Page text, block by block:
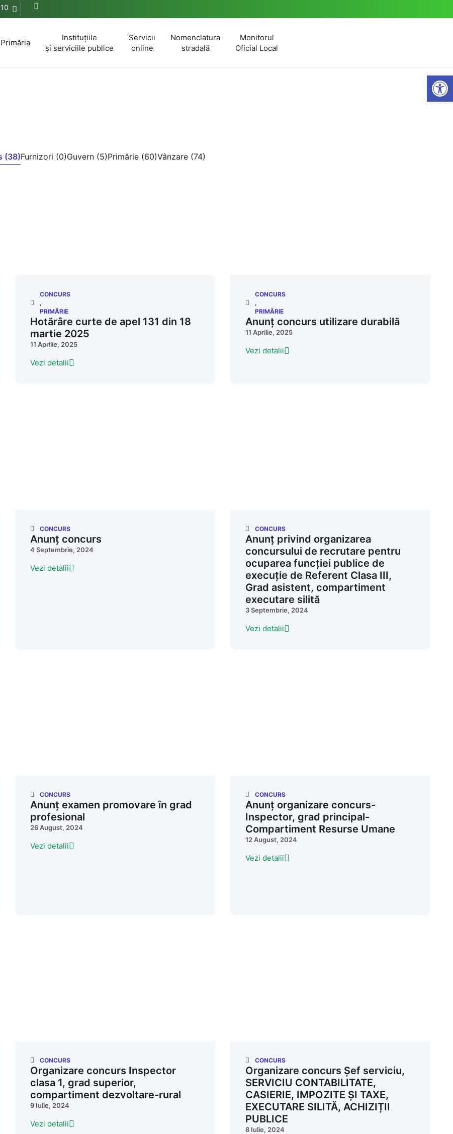
Primăria
Instituțiile
și serviciile publice
Servicii
online
Nomenclatura
stradală
Monitorul
Oficial Local
(38)Furnizori (0)Guvern (5)Primărie (60)Vânzare (74)
CONCURS
,
PRIMĂRIE
Hotărâre curte de apel 131 din 18
martie 2025
11 Aprilie, 2025
Vezi detalii
CONCURS
,
PRIMĂRIE
Anunț concurs utilizare durabilă
11 Aprilie, 2025
Vezi detalii
CONCURS
Anunț concurs
4 Septembrie, 2024
Vezi detalii
CONCURS
Anunț privind organizarea
concursului de recrutare pentru
ocuparea funcției publice de
execuție de Referent Clasa III,
Grad asistent, compartiment
executare silită
3 Septembrie, 2024
Vezi detalii
CONCURS
Anunț examen promovare în grad
profesional
26 August, 2024
Vezi detalii
CONCURS
Anunț organizare concurs-
Inspector, grad principal-
Compartiment Resurse Umane
12 August, 2024
Vezi detalii
CONCURS
Organizare concurs Inspector
clasa 1, grad superior,
compartiment dezvoltare-rural
9 Iulie, 2024
Vezi detalii
CONCURS
Organizare concurs Șef serviciu,
SERVICIU CONTABILITATE,
CASIERIE, IMPOZITE ȘI TAXE,
EXECUTARE SILITĂ, ACHIZIȚII
PUBLICE
8 Iulie, 2024